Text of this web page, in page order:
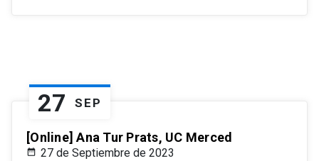
27 SEP
[Online] Ana Tur Prats, UC Merced
27 de Septiembre de 2023